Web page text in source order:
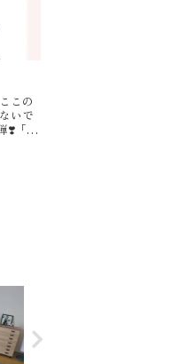
この
いで
❣️「お